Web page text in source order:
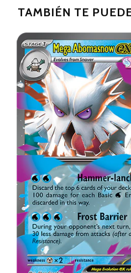
TAMBIÉN TE